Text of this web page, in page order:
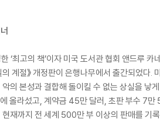
한 ‘최고의 책’이자 미국 도서관 협회 앤드
계절》 개정판이 은행나무에서 출간되었
의 본성과 결합해 돌이킬 수 없는 상실을
올라섰고, 계약금 45만 달러, 초판 부수 7
재까지 전 세계 500만 부 이상의 판매를 기